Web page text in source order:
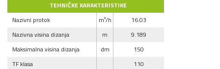
TEHNIČKE KARAKTERISTIKE
Nazivni protok
m³/h
16.03
Nazivna visina dizanja
m
9.189
Maksimalna visina dizanja
dm
150
TF klasa
110